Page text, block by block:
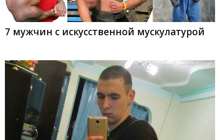
7 мужчин с искусственной мускулатурой